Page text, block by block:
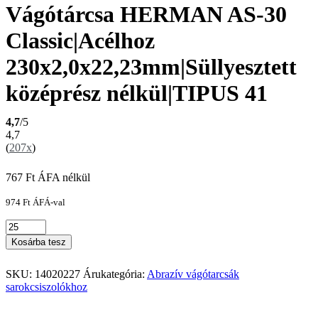
Vágótárcsa HERMAN AS-30
Classic|Acélhoz
230x2,0x22,23mm|Süllyesztett
középrész nélkül|TIPUS 41
4,7/5
4,7
(207x)
767 Ft ÁFA nélkül
974 Ft ÁFÁ-val
Kosárba tesz
SKU: 14020227 Árukategória: Abrazív vágótarcsák
sarokcsiszolókhoz